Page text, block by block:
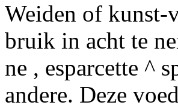
Weiden of kunst-
bruik in acht te
ne , esparcette ^
andere. Deze